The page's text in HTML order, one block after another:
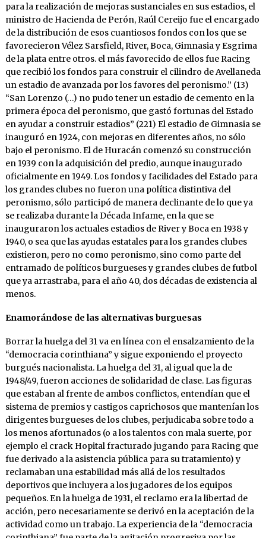
para la realización de mejoras sustanciales en sus estadios, el
ministro de Hacienda de Perón, Raúl Cereijo fue el encargado
de la distribución de esos cuantiosos fondos con los que se
favorecieron Vélez Sarsfield, River, Boca, Gimnasia y Esgrima
de la plata entre otros. el más favorecido de ellos fue Racing
que recibió los fondos para construir el cilindro de Avellaneda
un estadio de avanzada por los favores del peronismo.” (13)
“San Lorenzo (…) no pudo tener un estadio de cemento en la
primera época del peronismo, que gastó fortunas del Estado
en ayudar a construir estadios” (221) El estadio de Gimnasia se
inauguró en 1924, con mejoras en diferentes años, no sólo
bajo el peronismo. El de Huracán comenzó su construcción
en 1939 con la adquisición del predio, aunque inaugurado
oficialmente en 1949. Los fondos y facilidades del Estado para
los grandes clubes no fueron una política distintiva del
peronismo, sólo participó de manera declinante de lo que ya
se realizaba durante la Década Infame, en la que se
inauguraron los actuales estadios de River y Boca en 1938 y
1940, o sea que las ayudas estatales para los grandes clubes
existieron, pero no como peronismo, sino como parte del
entramado de políticos burgueses y grandes clubes de futbol
que ya arrastraba, para el año 40, dos décadas de existencia al
menos.
Enamorándose de las alternativas burguesas
Borrar la huelga del 31 va en línea con el ensalzamiento de la
“democracia corinthiana” y sigue exponiendo el proyecto
burgués nacionalista. La huelga del 31, al igual que la de
1948/49, fueron acciones de solidaridad de clase. Las figuras
que estaban al frente de ambos conflictos, entendían que el
sistema de premios y castigos caprichosos que mantenían los
dirigentes burgueses de los clubes, perjudicaba sobre todo a
los menos afortunados (o a los talentos con mala suerte, por
ejemplo el crack Hopital fracturado jugando para Racing que
fue derivado a la asistencia pública para su tratamiento) y
reclamaban una estabilidad más allá de los resultados
deportivos que incluyera a los jugadores de los equipos
pequeños. En la huelga de 1931, el reclamo era la libertad de
acción, pero necesariamente se derivó en la aceptación de la
actividad como un trabajo. La experiencia de la “democracia